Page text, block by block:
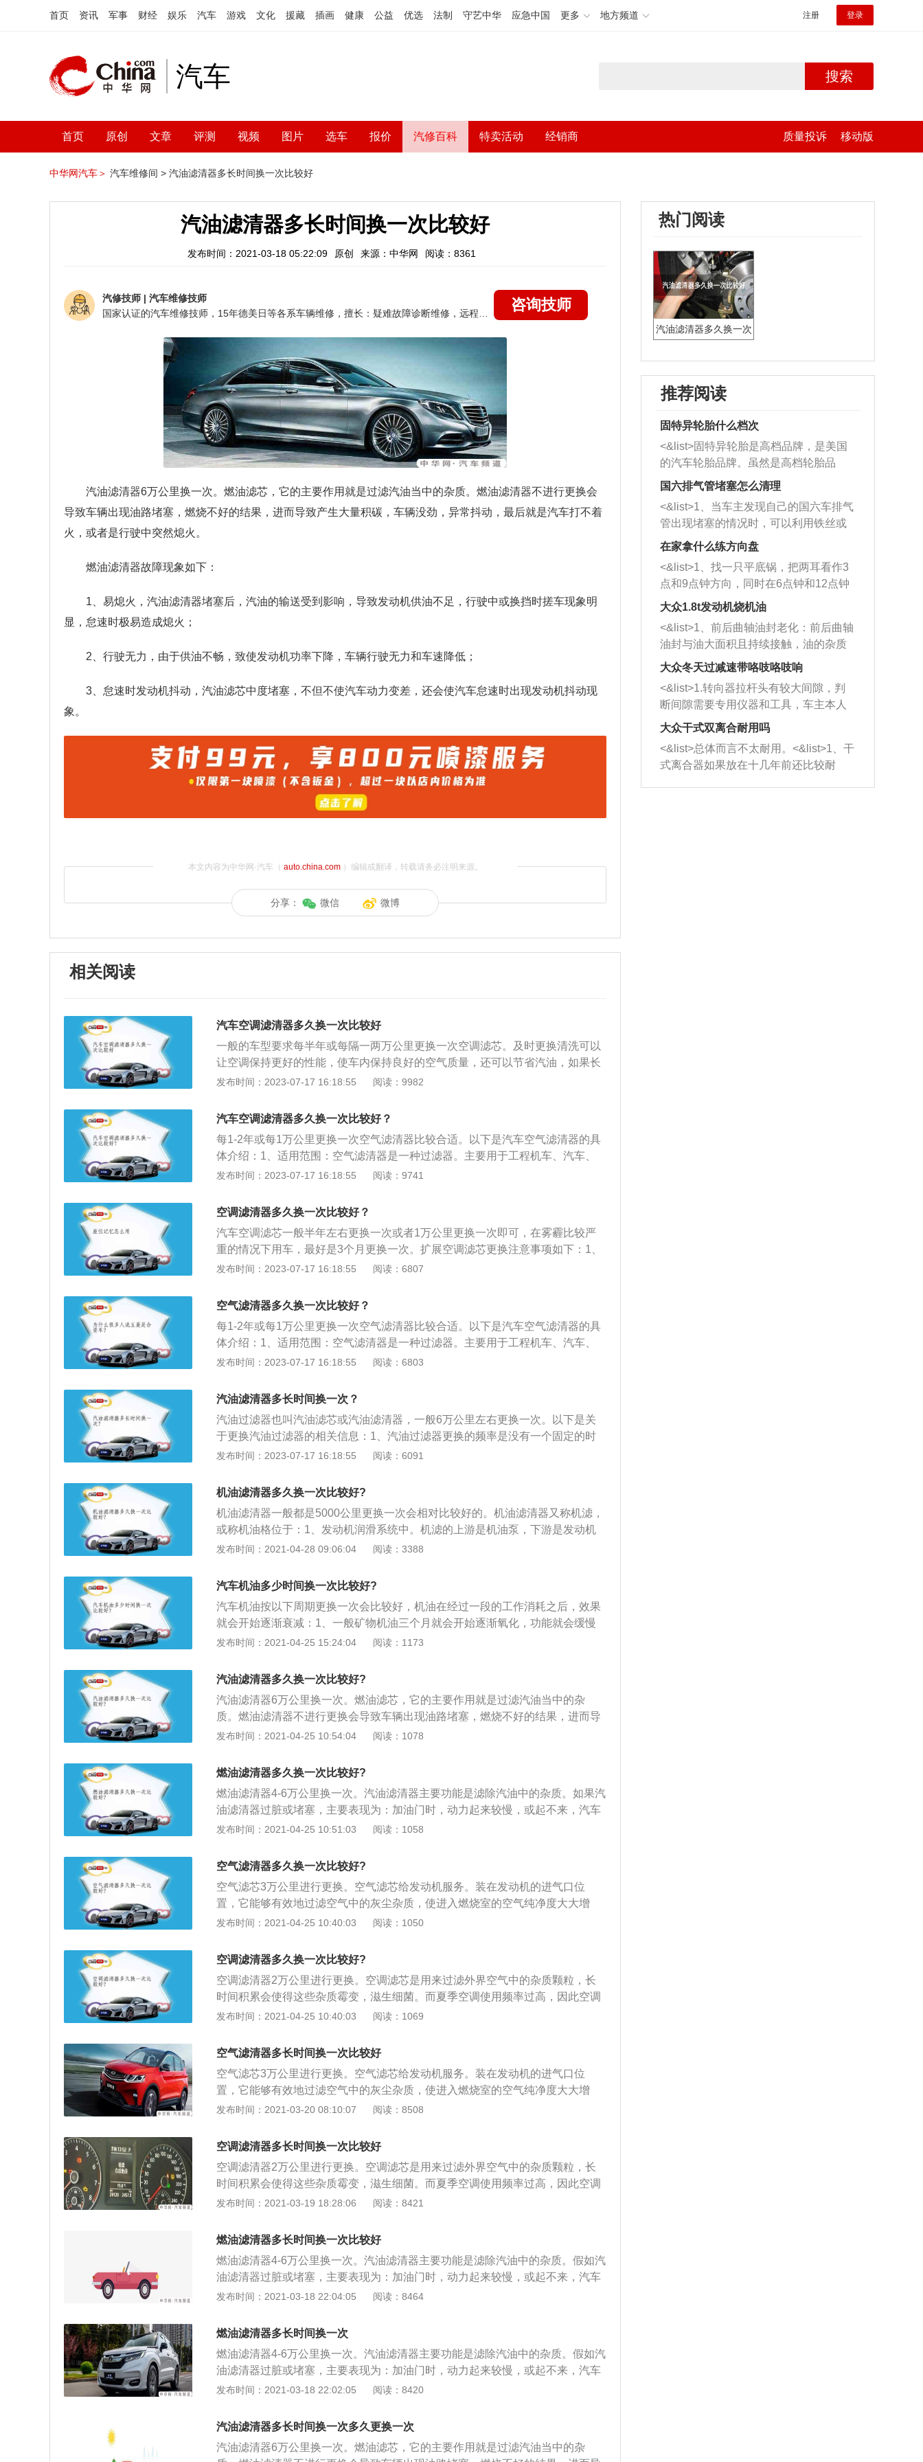
首页 资讯 军事 财经 娱乐 汽车 游戏 文化 援藏 插画 健康 公益 优选 法制 守艺中华 应急中国 更多 地方频道 注册 登录
汽车 搜索
首页 原创 文章 评测 视频 图片 选车 报价 汽修百科 特卖活动 经销商 质量投诉 移动版
中华网汽车＞ 汽车维修间 > 汽油滤清器多长时间换一次比较好
汽油滤清器多长时间换一次比较好
发布时间：2021-03-18 05:22:09 原创 来源：中华网 阅读：8361
汽修技师 | 汽车维修技师
咨询技师
汽油滤清器6万公里换一次。燃油滤芯，它的主要作用就是过滤汽油当中的杂质。燃油滤清器不进行更换会
导致车辆出现油路堵塞，燃烧不好的结果，进而导致产生大量积碳，车辆没劲，异常抖动，最后就是汽车打不着
火，或者是行驶中突然熄火。
燃油滤清器故障现象如下：
1、易熄火，汽油滤清器堵塞后，汽油的输送受到影响，导致发动机供油不足，行驶中或换挡时搓车现象明
显，怠速时极易造成熄火；
2、行驶无力，由于供油不畅，致使发动机功率下降，车辆行驶无力和车速降低；
3、怠速时发动机抖动，汽油滤芯中度堵塞，不但不使汽车动力变差，还会使汽车怠速时出现发动机抖动现
象。
本文内容为中华网·汽车（ auto.china.com）编辑或翻译，转载请务必注明来源。
分享： 微信 微博
相关阅读
汽车空调滤清器多久换一次比较好
一般的车型要求每半年或每隔一两万公里更换一次空调滤芯。及时更换清洗可以
让空调保持更好的性能，使车内保持良好的空气质量，还可以节省汽油，如果长
时间不换则会影响空调的效果和车内成员的身体健康。汽车的空调滤芯是汽车空
打开窗户通风，就可以打开外循环模式，而在经过一些沙尘较大的地方时，可以
打开内循环模式，堵车时也是需要打开内循环模式的，否则车内可能会有一股汽
车尾气的味道。大部分汽车的空调滤芯都在副驾驶后面，将副驾驶手套箱拆下来
之后就可以更换空调滤芯了，相对来说还是比较简单的。
发布时间：2023-07-17 16:18:55 阅读：9982
汽车空调滤清器多久换一次比较好？
每1-2年或每1万公里更换一次空气滤清器比较合适。以下是汽车空气滤清器的具
体介绍：1、适用范围：空气滤清器是一种过滤器。主要用于工程机车、汽车、
农用机车、实验室、无菌操作室及各种精密操作室中的空气过滤。2、未过滤影
浮的尘埃被吸入气缸中，就会加速活塞组及气缸的磨损。较大的颗粒进入活塞与
气缸之间，会造成严重的“拉缸”现象，这在干燥多沙的工作环境中尤为严重。3、
作用：空气滤清器装在化油器或进气管的前方，起到滤除空气中灰尘、砂粒的作
用，保证气缸中进入足量、清洁的空气。
发布时间：2023-07-17 16:18:55 阅读：9741
空调滤清器多久换一次比较好？
汽车空调滤芯一般半年左右更换一次或者1万公里更换一次即可，在雾霾比较严
重的情况下用车，最好是3个月更换一次。扩展空调滤芯更换注意事项如下：1、
购买正规厂家生产的空调滤芯，买滤芯的时候要对比一下外观和尺寸，避免买了
和拆卡子时，一定要注意控制好适当的力度。4、安装时要注意滤芯的安装朝
向，不要把滤芯装反。5、安装后检查滤芯是不是安装正确，过滤面需要覆盖整
个风道，周围严丝合缝。不然会导致过滤效果很差。
发布时间：2023-07-17 16:18:55 阅读：6807
空气滤清器多久换一次比较好？
每1-2年或每1万公里更换一次空气滤清器比较合适。以下是汽车空气滤清器的具
体介绍：1、适用范围：空气滤清器是一种过滤器。主要用于工程机车、汽车、
农用机车、实验室、无菌操作室及各种精密操作室中的空气过滤。2、未过滤影
浮的尘埃被吸入气缸中，就会加速活塞组及气缸的磨损。较大的颗粒进入活塞与
气缸之间，会造成严重的“拉缸”现象，这在干燥多沙的工作环境中尤为严重。3、
作用：空气滤清器装在化油器或进气管的前方，起到滤除空气中灰尘、砂粒的作
用，保证气缸中进入足量、清洁的空气。
发布时间：2023-07-17 16:18:55 阅读：6803
汽油滤清器多长时间换一次？
汽油过滤器也叫汽油滤芯或汽油滤清器，一般6万公里左右更换一次。以下是关
于更换汽油过滤器的相关信息：1、汽油过滤器更换的频率是没有一个固定的时
间，因为受太多客观因素的影响，像是车型的不同、品牌的不同，都会对更换时
一次，如果用车比较仔细，油品又很好，车子平常保养得也好，7~8万公里更换
一次也可以。3、4S店一般会说2万公里就需要更换，这是因为4S店想让车主缩
短使用周期，虽然早换了对车没坏处，但是意义不大。4、更换时切勿选择劣质
汽油过滤器，因为劣质的汽油过滤器使用的滤芯材质较差，不仅过滤效果差，长
期使用会堵塞油路，致使燃油压力不足，车辆无法启动，同时还会造成燃油系统
等贵重部件。
发布时间：2023-07-17 16:18:55 阅读：6091
机油滤清器多久换一次比较好?
机油滤清器一般都是5000公里更换一次会相对比较好的。机油滤清器又称机滤，
或称机油格位于：1、发动机润滑系统中。机滤的上游是机油泵，下游是发动机
中需要润滑的各零部件。机油滤清器有全流式与分流式之分；2、全流式滤清器
与主油道并联，仅过滤机油泵送出的部分润滑油；3、机滤对来自油底壳的机油
中有害杂质进行滤除，以洁净的机油供给曲轴、连杆、凸轮轴、增压器、活塞环
等运动副，起到润滑、冷却、清洗作用，从而延长这些零部件的寿命。
发布时间：2021-04-28 09:06:04 阅读：3388
汽车机油多少时间换一次比较好?
汽车机油按以下周期更换一次会比较好，机油在经过一段的工作消耗之后，效果
就会开始逐渐衰减：1、一般矿物机油三个月就会开始逐渐氧化，功能就会缓慢
消退。半合成的大概在四个月到半年，而全合成一般九个月；2、所以，就算你
伤发动机。当然，这个只是少数；3、在经常开车用车的情况下，普通的矿物机
油平均5000公里更换，半合成机油7000公里更换，全合成机油比较长有个10000
公里；4、但是这个只是平均大概的数值，跟行车路况和发动机工作环境有关
系，如果你经常短途驾驶的话，矿物机油3500公里就需要检查是否需要更换。
发布时间：2021-04-25 15:24:04 阅读：1173
汽油滤清器多久换一次比较好?
汽油滤清器6万公里换一次。燃油滤芯，它的主要作用就是过滤汽油当中的杂
质。燃油滤清器不进行更换会导致车辆出现油路堵塞，燃烧不好的结果，进而导
致产生大量积碳，车辆没劲，异常抖动，最后就是汽车打不着火，或者是行驶中
输送受到影响，导致发动机供油不足，行驶中或换挡时搓车现象明显，怠速时极
易造成熄火；2、行驶无力，由于供油不畅，致使发动机功率下降，车辆行驶无
力和车速降低；3、怠速时发动机抖动，汽油滤芯中度堵塞，不但不使汽车动力
变差，还会使汽车怠速时出现发动机抖动现象。
发布时间：2021-04-25 10:54:04 阅读：1078
燃油滤清器多久换一次比较好?
燃油滤清器4-6万公里换一次。汽油滤清器主要功能是滤除汽油中的杂质。如果汽
油滤清器过脏或堵塞，主要表现为：加油门时，动力起来较慢，或起不来，汽车
启动困难，有时候要打火2－5次才能打着。燃油滤清器故障现象如下：1、易熄
换挡时搓车现象明显，怠速时极易造成熄火；2、行驶无力，由于供油不畅，致
使发动机功率下降，车辆行驶无力和车速降低；3、怠速时发动机抖动，汽油滤
芯中度堵塞，不但不使汽车动力变差，还会使汽车怠速时出现发动机抖动现象。
发布时间：2021-04-25 10:51:03 阅读：1058
空气滤清器多久换一次比较好?
空气滤芯3万公里进行更换。空气滤芯给发动机服务。装在发动机的进气口位
置，它能够有效地过滤空气中的灰尘杂质，使进入燃烧室的空气纯净度大大增
高，从而保证燃油燃烧充分。汽车空气滤芯脏了会有以下症状：1、汽车行驶中
动机工作不稳定，动力下降、耗油量增加的现象发生。因此，汽车必须保持空气
滤清器的清洁；3、空气格发生故障，会造成节气门体受到污染，导致怠速不
稳，发动机抖动异常等症状。
发布时间：2021-04-25 10:40:03 阅读：1050
空调滤清器多久换一次比较好?
空调滤清器2万公里进行更换。空调滤芯是用来过滤外界空气中的杂质颗粒，长
时间积累会使得这些杂质霉变，滋生细菌。而夏季空调使用频率过高，因此空调
滤芯更换周期要相应缩短。空调滤芯的作用如下：1、能使空调格贴紧壳体，保
杂质；3、能吸附空气中，水份、煤烟、臭氧、异味、碳氧化物、SO2、CO2
等；有强力和持久的吸附水份；4、能使汽车玻璃不会蒙上水蒸气、使司乘人员
视线清晰，行车安全；能给驾乘室提供新鲜空气，避免驾乘人员吸入有害气体，
保障驾驶安全；能强效杀菌除臭；5、能保证驾乘室空气清洁而不滋生细菌，创
造分健康环境；能有效分隔空气中，灰尘、芯粉、研磨颗粒等固体杂质；能有效
发布时间：2021-04-25 10:40:03 阅读：1069
空气滤清器多长时间换一次比较好
空气滤芯3万公里进行更换。空气滤芯给发动机服务。装在发动机的进气口位
置，它能够有效地过滤空气中的灰尘杂质，使进入燃烧室的空气纯净度大大增
高，从而保证燃油燃烧充分。 汽车空气滤芯脏了会有以下症状： 1、汽车行驶中
动机工作不稳定，动力下降、耗油量增加的现象发生。因此，汽车必须保持空气
滤清器的清洁； 3、当汽车发动机盖刚好挡住前边的线时，迅速向左打死方向
盘。观察后视镜当车身与边线平行时回正方向盘，匀速驶出即可。
发布时间：2021-03-20 08:10:07 阅读：8508
空调滤清器多长时间换一次比较好
空调滤清器2万公里进行更换。空调滤芯是用来过滤外界空气中的杂质颗粒，长
时间积累会使得这些杂质霉变，滋生细菌。而夏季空调使用频率过高，因此空调
滤芯更换周期要相应缩短。 空调滤芯的作用如下： 1、能使空调格贴紧壳体，保
杂质； 3、能吸附空气中，水份、煤烟、臭氧、异味、碳氧化物、so2、co2等；
有强力和持久的吸附水份； 4、能使汽车玻璃不会蒙上水蒸气、使司乘人员视线
清晰，行车安全；能给驾乘室提供新鲜空气，避免驾乘人员吸入有害气体，保障
驾驶安全；能强效杀菌除臭； 5、能保证驾乘室空气清洁而不滋生细菌，创造分
健康环境；能有效分隔空气中，灰尘、芯粉、研磨颗粒等固体杂质；能有效拦截
发布时间：2021-03-19 18:28:06 阅读：8421
燃油滤清器多长时间换一次比较好
燃油滤清器4-6万公里换一次。汽油滤清器主要功能是滤除汽油中的杂质。假如汽
油滤清器过脏或堵塞，主要表现为：加油门时，动力起来较慢，或起不来，汽车
启动困难，有时候要打火2－5次才能打着。 燃油滤清器故障现象如下： 1、易熄
换挡时搓车现象明显，怠速时极易造成熄火； 2、行驶无力，由于供油不畅，致
使发动机功率下降，车辆行驶无力和车速降低； 3、怠速时发动机抖动，汽油滤
芯中度堵塞，不但不使汽车动力变差，还会使汽车怠速时出现发动机抖动现象。
发布时间：2021-03-18 22:04:05 阅读：8464
燃油滤清器多长时间换一次
燃油滤清器4-6万公里换一次。汽油滤清器主要功能是滤除汽油中的杂质。假如汽
油滤清器过脏或堵塞，主要表现为：加油门时，动力起来较慢，或起不来，汽车
启动困难，有时候要打火2－5次才能打着。 燃油滤清器故障现象如下： 1、易熄
换挡时搓车现象明显，怠速时极易造成熄火； 2、行驶无力，由于供油不畅，致
使发动机功率下降，车辆行驶无力和车速降低； 3、怠速时发动机抖动，汽油滤
芯中度堵塞，不但不使汽车动力变差，还会使汽车怠速时出现发动机抖动现象。
发布时间：2021-03-18 22:02:05 阅读：8420
汽油滤清器多长时间换一次多久更换一次
汽油滤清器6万公里换一次。燃油滤芯，它的主要作用就是过滤汽油当中的杂
热门阅读
汽油滤清器多久换一次
推荐阅读
固特异轮胎什么档次
<&list>固特异轮胎是高档品牌，是美国
的汽车轮胎品牌。虽然是高档轮胎品
牌，但是中高低端的轮胎都有生产，这
也是为了更好的开拓市场。
国六排气管堵塞怎么清理
<&list>1、当车主发现自己的国六车排气
管出现堵塞的情况时，可以利用铁丝或
者是细棍，直接将杂物给取出来，如果
堵塞情况比较严重，也可以采取应急措
施。 <&list>2、直接利用木棍将所有的
杂物推到排气管里面的位置处，然后将
三元催化器拆解开，就可以将堵塞的东
西取出来。但如果是因为积碳过多引起
的堵塞，就需要将三元催化器泡在草酸
洗剂对堵塞的情况得到解决，将清洗剂
放在燃油箱中，与燃油混合后，车辆启
动时，就可以和汽油一起进入到燃烧
室，最后形成废气排出，就可以让三元
催化器得到清洗，排气管堵塞的情况就
能够得到解决。
在家拿什么练方向盘
<&list>1、找一只平底锅，把两耳看作3
点和9点钟方向，同时在6点钟和12点钟
方向做一个标记。 <&list>2、双手握住
一圈半的练习，往右同样也要打相同的
圈数。 <&list>3、最后强调要反复练
习，这样就可以形成肌肉记忆，在真实
驾驶车辆时，不需要记忆也能打好方
向。
大众1.8t发动机烧机油
<&list>1、前后曲轴油封老化：前后曲轴
油封与油大面积且持续接触，油的杂质
和发动机内持续温度变化使其密封效果
逐渐减弱，导致渗油或漏油。<&list>2、
活塞间隙过大：积碳会使活塞环与缸体
的间隙扩大，导致机油流入燃烧室中，
造成烧机油。<&list>3、机油粘度。使用
机油粘度过小的话，同样会有烧机油现
象，机油粘度过小具有很好的流动性，
大众冬天过减速带咯吱咯吱响
<&list>1.转向器拉杆头有较大间隙，判
断间隙需要专用仪器和工具，车主本人
无法制作，需要将车辆送到修理厂或4s
店；<&list>2.车辆半轴套管防尘罩破
裂，破裂后会出现漏油现象，使半轴磨
损严重，磨损的半轴容易损坏，产生异
响；<&list>3.稳定器的转向胶套和球头
大众干式双离合耐用吗
<&list>总体而言不太耐用。<&list>1、干
式离合器如果放在十几年前还比较耐